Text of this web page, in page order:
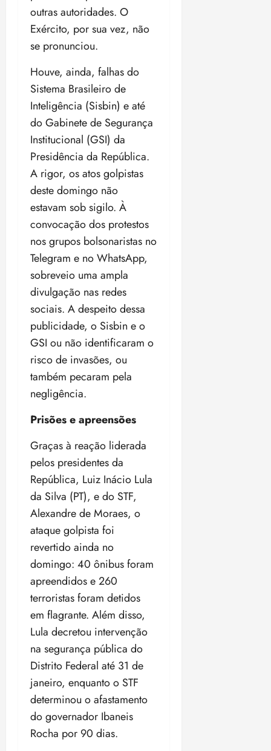
outras autoridades. O
Exército, por sua vez, não
se pronunciou.
Houve, ainda, falhas do
Sistema Brasileiro de
Inteligência (Sisbin) e até
do Gabinete de Segurança
Institucional (GSI) da
Presidência da República.
A rigor, os atos golpistas
deste domingo não
estavam sob sigilo. À
convocação dos protestos
nos grupos bolsonaristas no
Telegram e no WhatsApp,
sobreveio uma ampla
divulgação nas redes
sociais. A despeito dessa
publicidade, o Sisbin e o
GSI ou não identificaram o
risco de invasões, ou
também pecaram pela
negligência.
Prisões e apreensões
Graças à reação liderada
pelos presidentes da
República, Luiz Inácio Lula
da Silva (PT), e do STF,
Alexandre de Moraes, o
ataque golpista foi
revertido ainda no
domingo: 40 ônibus foram
apreendidos e 260
terroristas foram detidos
em flagrante. Além disso,
Lula decretou intervenção
na segurança pública do
Distrito Federal até 31 de
janeiro, enquanto o STF
determinou o afastamento
do governador Ibaneis
Rocha por 90 dias.